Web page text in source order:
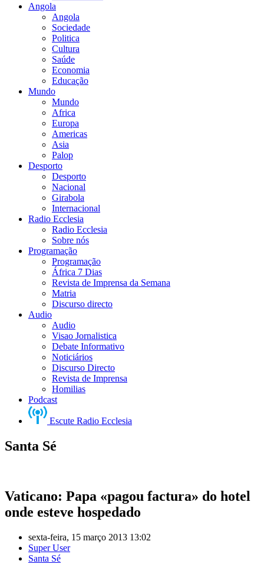
Angola
Angola
Sociedade
Politica
Cultura
Saúde
Economia
Educação
Mundo
Mundo
Africa
Europa
Americas
Asia
Palop
Desporto
Desporto
Nacional
Girabola
Internacional
Radio Ecclesia
Radio Ecclesia
Sobre nós
Programação
Programação
África 7 Dias
Revista de Imprensa da Semana
Matria
Discurso directo
Audio
Audio
Visao Jornalistica
Debate Informativo
Noticiários
Discurso Directo
Revista de Imprensa
Homilias
Podcast
Escute Radio Ecclesia
Santa Sé
Vaticano: Papa «pagou factura» do hotel
onde esteve hospedado
sexta-feira, 15 março 2013 13:02
Super User
Santa Sé